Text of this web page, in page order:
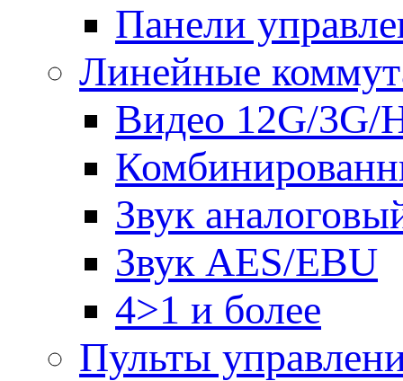
Панели
Линейные
Видео 12G/3G/
Звук
Звук AES/EBU
4>1 и более
Пульты